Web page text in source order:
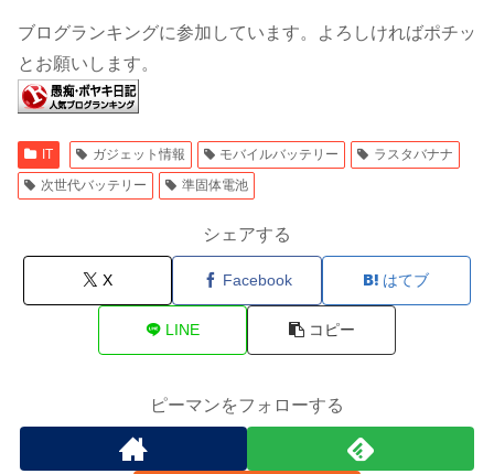
ブログランキングに参加しています。よろしければポチッ
とお願いします。
IT ガジェット情報 モバイルバッテリー
ラスタバナナ
次世代バッテリー
準固体電池
シェアする
X Facebook はてブ
LINE コピー
ピーマンをフォローする